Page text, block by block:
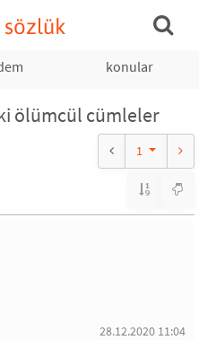
konular
ölümcül cümleler
1
28.12.2020 11:04